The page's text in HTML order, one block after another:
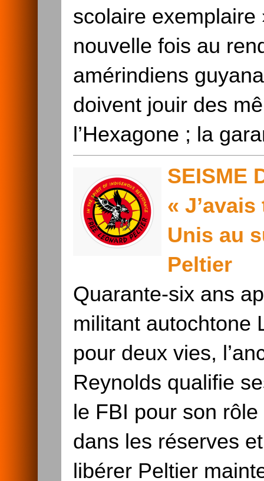
scolaire exemplaire
nouvelle fois au
amérindiens
doivent jouir des
l’Hexagone ; la
SEISME
«
Unis au
Peltier
Quarante-six ans
militant autochtone
pour deux vies,
Reynolds qualifie
le FBI pour son
dans les réserves
libérer Peltier